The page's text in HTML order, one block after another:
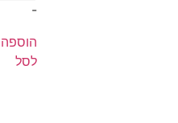
-
הוספה
לסל